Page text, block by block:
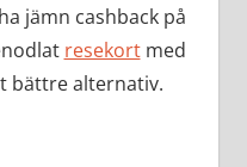
jämn cashback på
resekortmed
bättre alternativ.